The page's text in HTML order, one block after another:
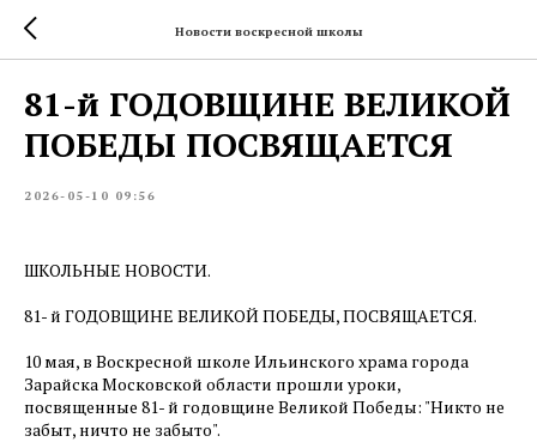
Новости воскресной школы
81-й ГОДОВЩИНЕ ВЕЛИКОЙ
ПОБЕДЫ ПОСВЯЩАЕТСЯ
2026-05-10 09:56
ШКОЛЬНЫЕ НОВОСТИ.
81- й ГОДОВЩИНЕ ВЕЛИКОЙ ПОБЕДЫ, ПОСВЯЩАЕТСЯ.
10 мая, в Воскресной школе Ильинского храма города
Зарайска Московской области прошли уроки,
посвященные 81- й годовщине Великой Победы: "Никто не
забыт, ничто не забыто".